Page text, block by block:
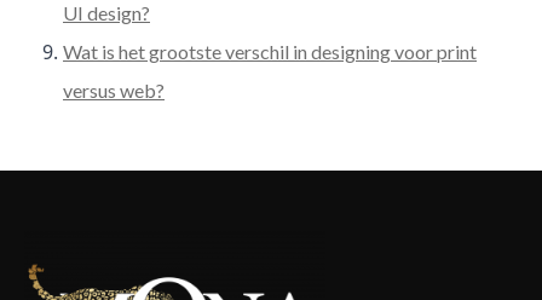
UI design?
Wat is het grootste verschil in designing voor print
versus web?